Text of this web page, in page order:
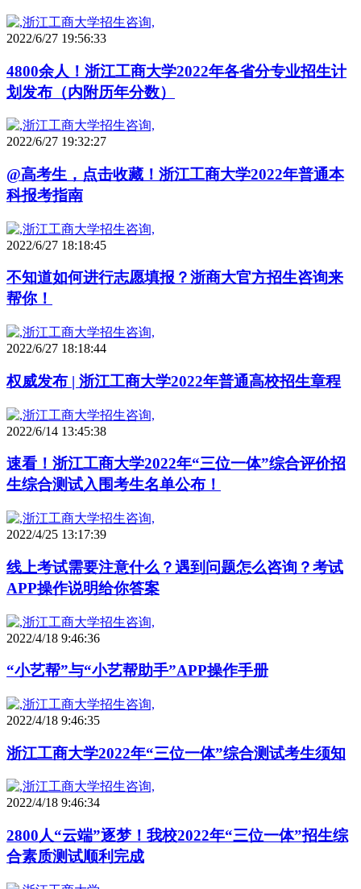
2022/6/27 19:56:33
4800余人！浙江工商大学2022年各省分专业招生计
划发布（内附历年分数）
2022/6/27 19:32:27
@高考生，点击收藏！浙江工商大学2022年普通本
科报考指南
2022/6/27 18:18:45
不知道如何进行志愿填报？浙商大官方招生咨询来
帮你！
2022/6/27 18:18:44
权威发布 | 浙江工商大学2022年普通高校招生章程
2022/6/14 13:45:38
速看！浙江工商大学2022年“三位一体”综合评价招
生综合测试入围考生名单公布！
2022/4/25 13:17:39
线上考试需要注意什么？遇到问题怎么咨询？考试
APP操作说明给你答案
2022/4/18 9:46:36
“小艺帮”与“小艺帮助手”APP操作手册
2022/4/18 9:46:35
浙江工商大学2022年“三位一体”综合测试考生须知
2022/4/18 9:46:34
2800人“云端”逐梦！我校2022年“三位一体”招生综
合素质测试顺利完成